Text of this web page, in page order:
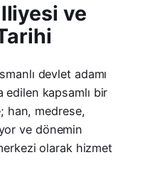
ve
devlet adamı
edilen kapsamlı bir
han, medrese,
ve dönemin
olarak hizmet